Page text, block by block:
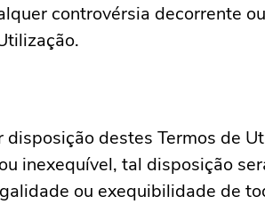
controvérsia decorrente
disposição destes Termos de
inexequível, tal disposição
ou exequibilidade de